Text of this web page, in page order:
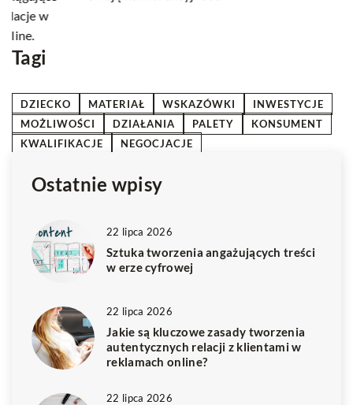
Tagi
DZIECKO MATERIAŁ WSKAZÓWKI
INWESTYCJE
MOŻLIWOŚCI
DZIAŁANIA PALETY
KONSUMENT
KWALIFIKACJE
NEGOCJACJE
Ostatnie wpisy
22 lipca 2026
Sztuka tworzenia angażujących treści
w erze cyfrowej
22 lipca 2026
Jakie są kluczowe zasady tworzenia
autentycznych relacji z klientami w
reklamach online?
22 lipca 2026